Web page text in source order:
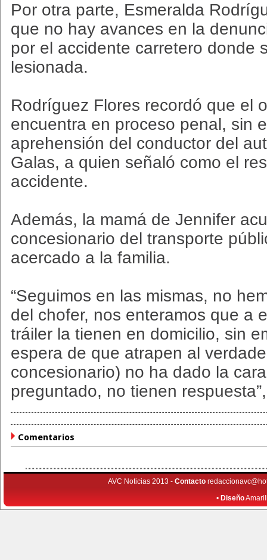
Por otra parte, Esmeralda
que no hay avances en la
por el accidente carretero donde
lesionada.
Rodríguez Flores recordó que el
encuentra en proceso penal, sin
aprehensión del conductor del
Galas, a quien señaló como el
accidente.
Además, la mamá de Jennifer
concesionario del transporte
acercado a la familia.
“Seguimos en las mismas, no
del chofer, nos enteramos que a
tráiler la tienen en domicilio, sin
espera de que atrapen al
concesionario) no ha dado la
preguntado, no tienen
Comentarios
AVC Noticias 2013 - Contacto
• Diseño